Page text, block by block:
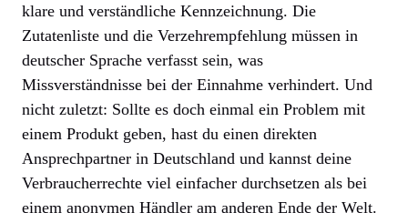
klare und verständliche Kennzeichnung. Die
Zutatenliste und die Verzehrempfehlung müssen in
deutscher Sprache verfasst sein, was
Missverständnisse bei der Einnahme verhindert. Und
nicht zuletzt: Sollte es doch einmal ein Problem mit
einem Produkt geben, hast du einen direkten
Ansprechpartner in Deutschland und kannst deine
Verbraucherrechte viel einfacher durchsetzen als bei
einem anonymen Händler am anderen Ende der Welt.